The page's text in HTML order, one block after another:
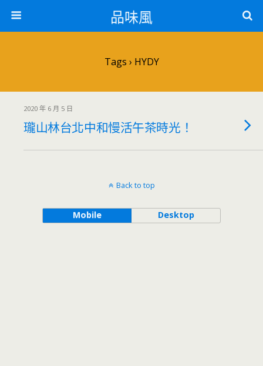
品味風
Tags › HYDY
2020 年 6 月 5 日
瓏山林台北中和慢活午茶時光！
Back to top
Mobile Desktop